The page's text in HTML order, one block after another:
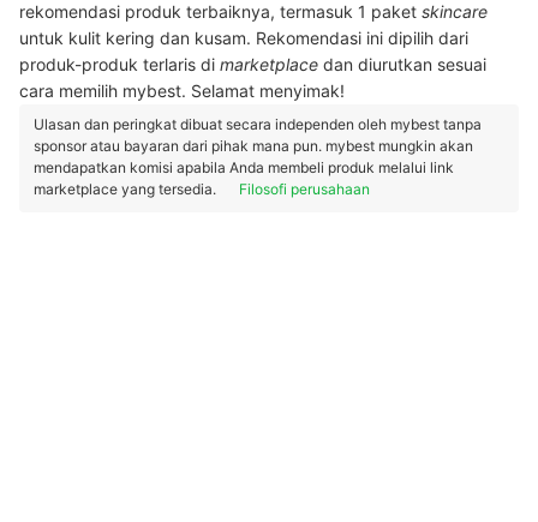
rekomendasi produk terbaiknya, termasuk 1 paket skincare
untuk kulit kering dan kusam. Rekomendasi ini dipilih dari
produk-produk terlaris di marketplace dan diurutkan sesuai
cara memilih mybest. Selamat menyimak!
Ulasan dan peringkat dibuat secara independen oleh mybest tanpa
sponsor atau bayaran dari pihak mana pun. mybest mungkin akan
mendapatkan komisi apabila Anda membeli produk melalui link
marketplace yang tersedia.
Filosofi perusahaan